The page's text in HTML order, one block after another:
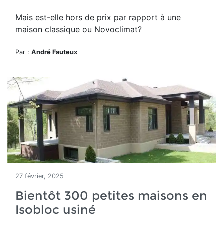
Mais est-elle hors de prix par rapport à une
maison classique ou Novoclimat?
Par : André Fauteux
27 février, 2025
Bientôt 300 petites maisons en
Isobloc usiné